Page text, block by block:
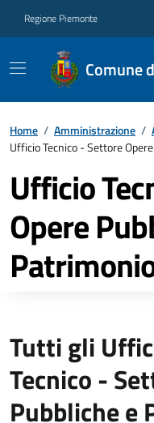
Regione Piemonte
Comune
Home / Amministrazione /
Ufficio Tecnico - Settore
Ufficio
Opere
Tutti gli
Tecnico -
Pubbliche e